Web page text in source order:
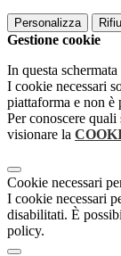
Personalizza
Gestione cookie
In questa
I cookie necessari
piattaforma e non è
Per conoscere
visionare la
Cookie necessari
I cookie necessari
disabilitati. È
policy.